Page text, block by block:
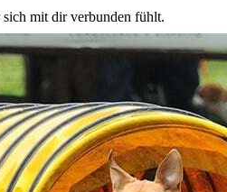
sich mit dir verbunden fühlt.